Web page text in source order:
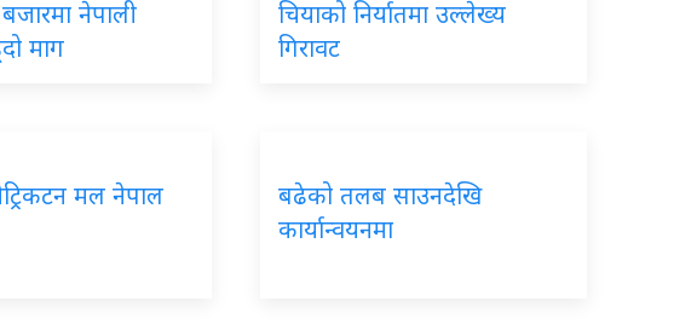
बजारमा नेपाली
माग
चियाको निर्यातमा उल्लेख्य
गिरावट
मल नेपाल
बढेको तलब साउनदेखि
कार्यान्वयनमा